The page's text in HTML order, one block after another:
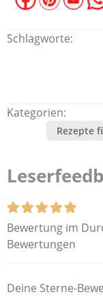
Schlagworte:
Kategorien:
Rezepte
Bewertung im
Bewertungen
Deine Sterne-